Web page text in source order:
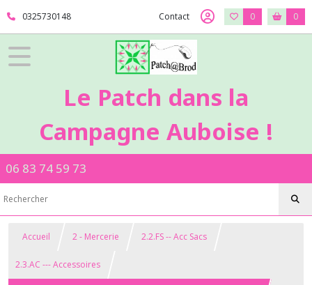
0325730148 Contact 0 0
Le Patch dans la
Campagne Auboise !
06 83 74 59 73
Accueil 2 - Mercerie 2.2.FS -- Acc Sacs
2.3.AC --- Accessoires